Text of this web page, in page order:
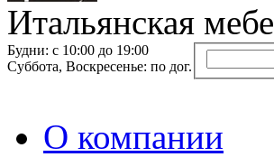
Итальянская
Будни: с 10:00 до 19:00
Суббота, Воскресенье: по дог.
О компании